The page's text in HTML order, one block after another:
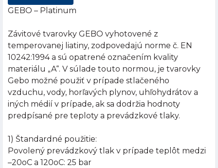
GEBO – Platinum
Závitové tvarovky GEBO vyhotovené z
temperovanej liatiny, zodpovedajú norme č. EN
10242:1994 a sú opatrené označením kvality
materiálu „A“. V súlade touto normou, je tvarovky
Gebo možné použiť v prípade stlačeného
vzduchu, vody, horľavých plynov, uhľohydrátov a
iných médií v prípade, ak sa dodržia hodnoty
predpísané pre teploty a prevádzkové tlaky.
1) Štandardné použitie:
Povolený prevádzkový tlak v prípade teplôt medzi
–20oC a 120oC: 25 bar